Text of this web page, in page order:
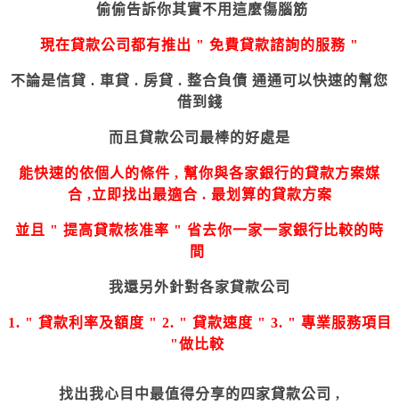
偷偷告訴你其實不用這麼傷腦筋
現在貸款公司都有推出 " 免費貸款諮詢的服務 "
不論是信貸 . 車貸 . 房貸 . 整合負債 通通可以快速的幫您
借到錢
而且貸款公司最棒的好處是
能快速的依個人的條件 , 幫你與各家銀行的貸款方案媒
合 ,立即找出最適合 . 最划算的貸款方案
並且 " 提高貸款核准率 " 省去你一家一家銀行比較的時
間
我還另外針對各家貸款公司
1. " 貸款利率及額度 " 2. " 貸款速度 " 3. " 專業服務項目
"做比較
找出我心目中最值得分享的四家貸款公司 ,